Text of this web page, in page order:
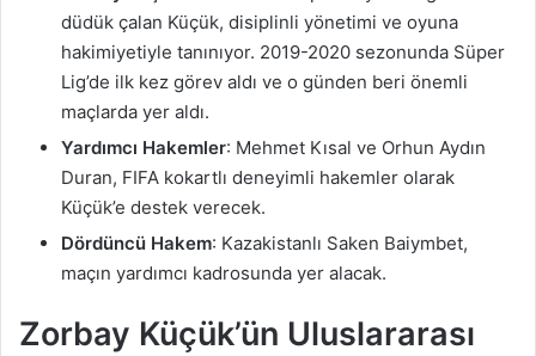
düdük çalan Küçük, disiplinli yönetimi ve oyuna
hakimiyetiyle tanınıyor. 2019-2020 sezonunda Süper
Lig’de ilk kez görev aldı ve o günden beri önemli
maçlarda yer aldı.
Yardımcı Hakemler: Mehmet Kısal ve Orhun Aydın
Duran, FIFA kokartlı deneyimli hakemler olarak
Küçük’e destek verecek.
Dördüncü Hakem: Kazakistanlı Saken Baiymbet,
maçın yardımcı kadrosunda yer alacak.
Zorbay Küçük’ün Uluslararası